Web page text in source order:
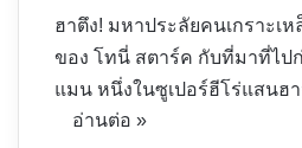
ฮาตึง! มหาประลัยคนเกราะเ
ของ โทนี่ สตาร์ค กับที่มาที่ไป
แมน หนึ่งในซูเปอร์ฮีโร่แสนฮา
อ่านต่อ »